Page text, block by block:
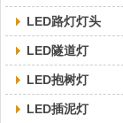
LED路灯灯头
LED隧道灯
LED抱树灯
LED插泥灯